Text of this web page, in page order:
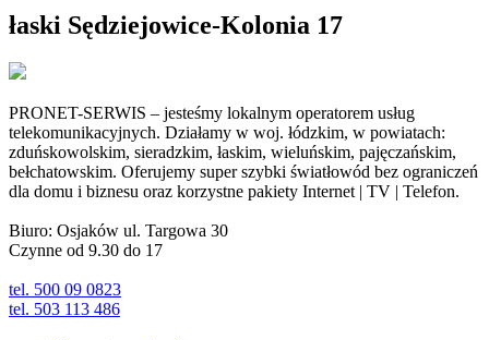
łaski Sędziejowice-Kolonia 17
PRONET-SERWIS – jesteśmy lokalnym operatorem usług
telekomunikacyjnych. Działamy w woj. łódzkim, w powiatach:
zduńskowolskim, sieradzkim, łaskim, wieluńskim, pajęczańskim,
bełchatowskim. Oferujemy super szybki światłowód bez ograniczeń
dla domu i biznesu oraz korzystne pakiety Internet | TV | Telefon.
Biuro: Osjaków ul. Targowa 30
Czynne od 9.30 do 17
tel. 500 09 0823
tel. 503 113 486